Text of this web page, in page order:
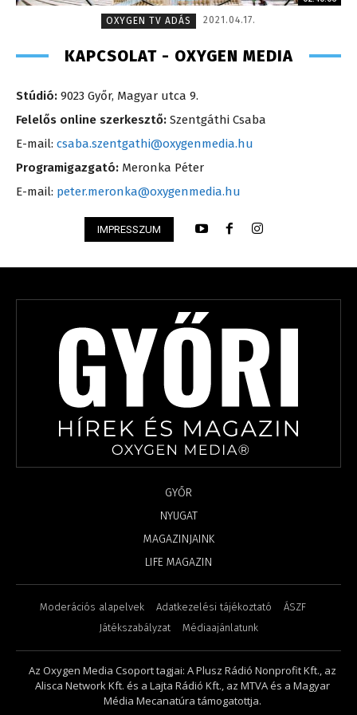
OXYGEN TV ADÁS
2021.04.17.
KAPCSOLAT - OXYGEN MEDIA
Stúdió: 9023 Győr, Magyar utca 9.
Felelős online szerkesztő: Szentgáthi Csaba
E-mail: csaba.szentgathi@oxygenmedia.hu
Programigazgató: Meronka Péter
E-mail: peter.meronka@oxygenmedia.hu
IMPRESSZUM
GYŐR
NYUGAT
MAGAZINJAINK
LIFE MAGAZIN
Moderációs alapelvek Adatkezelési tájékoztató
ÁSZF
Játékszabályzat
Médiaajánlatunk
Az Oxygen Media Csoport tagjai: A Plusz Rádió Nonprofit Kft., az
Alisca Network Kft. és a Lajta Rádió Kft., az MTVA és a Magyar
Média Mecanatúra támogatottja.